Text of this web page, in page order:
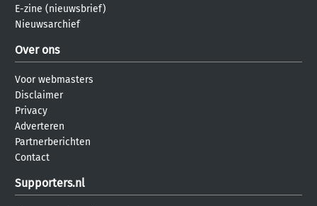
E-zine (nieuwsbrief)
Nieuwsarchief
Over ons
Voor webmasters
Disclaimer
Privacy
Adverteren
Partnerberichten
Contact
Supporters.nl